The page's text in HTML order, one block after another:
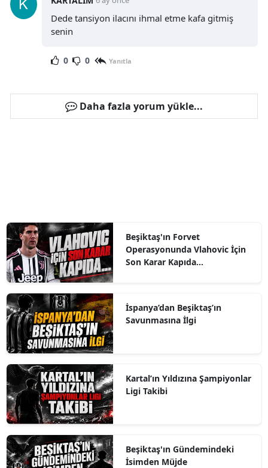
Dede tansiyon ilacını ihmal etme kafa gitmiş
senin
0 0 Yanıtla
Daha fazla yorum yükle...
Beşiktaş'ın Forvet
Operasyonunda Vlahovic İçin
Son Karar Kapıda...
İspanya’dan Beşiktaş’ın
Savunmasına İlgi
Kartal’ın Yıldızına Şampiyonlar
Ligi Takibi
Beşiktaş'ın Gündemindeki
İsimden Müjde